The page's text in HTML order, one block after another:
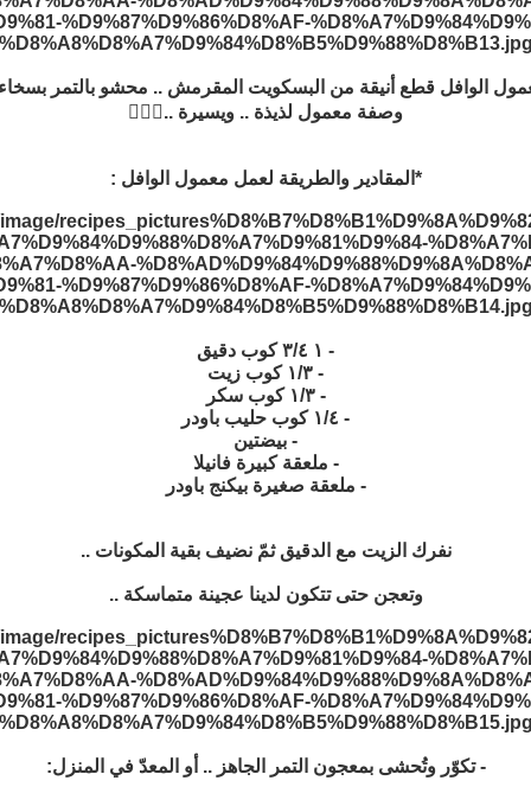
الوافل قطع أنيقة من البسكويت المقرمش .. محشو بالتمر
وصفة معمول لذيذة .. ويسيرة ..👌🏼✨
*المقادير والطريقة لعمل معمول الوافل :
- ١ ٣/٤ كوب دقيق
- ١/٣ كوب زيت
- ١/٣ كوب سكر
- ١/٤ كوب حليب باودر
- بيضتين
- ملعقة كبيرة فانيلا
- ملعقة صغيرة بيكنج باودر
نفرك الزيت مع الدقيق ثمّ نضيف بقية المكونات ..
وتعجن حتى تتكون لدينا عجينة متماسكة ..
- تكوّر وتُحشى بمعجون التمر الجاهز .. أو المعدّ في المنزل: